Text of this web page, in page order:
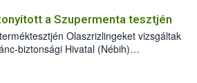
a Szupermenta tesztjén
Olaszrizlingeket vizsgáltak
biztonsági Hivatal (Nébih)
27 bor került „nagyító alá”, melyek az
-minőségi vizsgálatok, valamint a